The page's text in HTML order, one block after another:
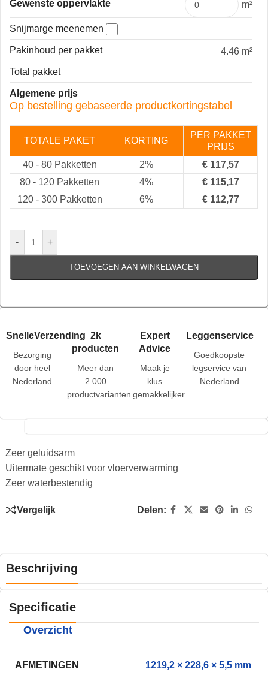
Gewenste oppervlakte m²
Snijmarge meenemen
Pakinhoud per pakket
4.46 m²
Total pakket
Algemene prijs
Op bestelling gebaseerde productkortingstabel
TOTALE PAKET KORTING
PER PAKKET
PRIJS
40 - 80 Pakketten 2% €117,57
80 - 120 Pakketten 4% €115,17
120 - 300 Pakketten 6% €112,77
- +
TOEVOEGEN AAN WINKELWAGEN
SnelleVerzending
Bezorging
door heel
Nederland
2k
producten
Meer dan
2.000
productvarianten
Expert
Advice
Maak je
klus
gemakkelijker
Leggenservice
Goedkoopste
legservice van
Nederland
Zeer geluidsarm
Uitermate geschikt voor vloerverwarming
Zeer waterbestendig
Vergelijk Delen:
Beschrijving
Specificatie
Overzicht
AFMETINGEN 1219,2 × 228,6 × 5,5 mm